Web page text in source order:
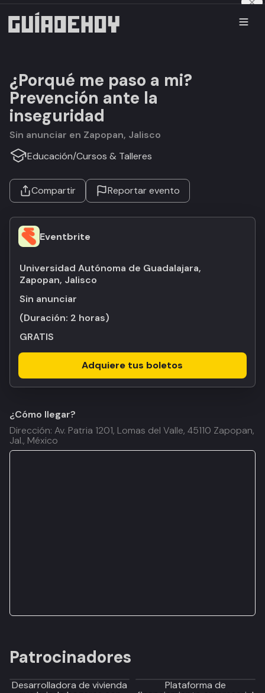
¿Porqué me paso a mi?
Prevención ante la
inseguridad
Sin anunciar en Zapopan, Jalisco
Educación/Cursos & Talleres
Compartir Reportar evento
Eventbrite
Universidad Autónoma de Guadalajara,
Zapopan, Jalisco
Sin anunciar
(Duración: 2 horas)
GRATIS
Adquiere tus boletos
¿Cómo llegar?
Dirección: Av. Patria 1201, Lomas del Valle, 45110 Zapopan,
Jal., México
Patrocinadores
Desarrolladora de vivienda
Plataforma de